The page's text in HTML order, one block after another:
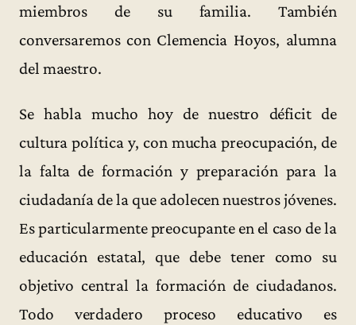
miembros de su familia. También
conversaremos con Clemencia Hoyos, alumna
del maestro.
Se habla mucho hoy de nuestro déficit de
cultura política y, con mucha preocupación, de
la falta de formación y preparación para la
ciudadanía de la que adolecen nuestros jóvenes.
Es particularmente preocupante en el caso de la
educación estatal, que debe tener como su
objetivo central la formación de ciudadanos.
Todo verdadero proceso educativo es